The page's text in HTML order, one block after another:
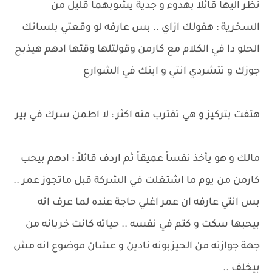
نظر اليها قائلا بهدوء و جدية يشوبهما قليل من
السخرية : هقولك ازاي .. بس عارفه لو وقعتي بلسانك
الحلو دا في الكلام مع كارمن وقولتلها وقتها ادهم هيذبح
جوزك و تتشردي انتي و ابنك في الشوارع
هتفت بتركيز و هي تقترب منه اكثر : لا اطمن سرك في بير
مالك و هو يأخذ نفساً عميقاً ثم اردف قائلاً : ادهم بيحب
كارمن من يوم ما اشتغلت في الشركة قبل ماتجوز عمر ..
بس انتي عارفه ان عمر اغلي حاجة عنده لما عرف انه
بيحبها سكت و كتم في نفسه .. حياته كانت خربانه من
جهة جوازته من الحيزبونه نادين و عشان موضوع انه مش
بيخلف ..